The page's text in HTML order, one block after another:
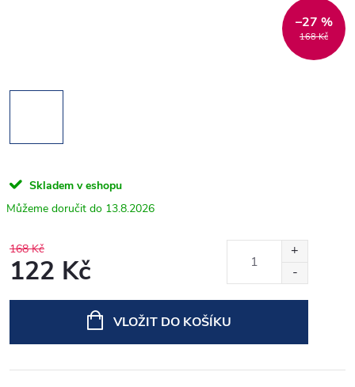
168 Kč
–27 %
Skladem v eshopu
13.8.2026
168 Kč
122 Kč
VLOŽIT DO KOŠÍKU